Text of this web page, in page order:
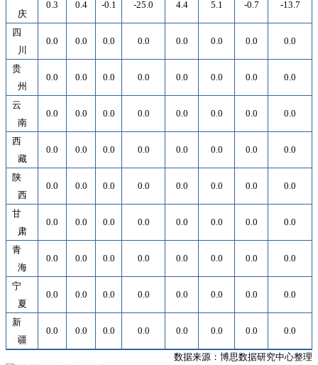
庆
0.3 0.4 -0.1 -25.0 4.4 5.1 -0.7 -13.7
四
川
0.0 0.0 0.0 0.0 0.0 0.0 0.0 0.0
贵
州
0.0 0.0 0.0 0.0 0.0 0.0 0.0 0.0
云
南
0.0 0.0 0.0 0.0 0.0 0.0 0.0 0.0
西
藏
0.0 0.0 0.0 0.0 0.0 0.0 0.0 0.0
陕
西
0.0 0.0 0.0 0.0 0.0 0.0 0.0 0.0
甘
肃
0.0 0.0 0.0 0.0 0.0 0.0 0.0 0.0
青
海
0.0 0.0 0.0 0.0 0.0 0.0 0.0 0.0
宁
夏
0.0 0.0 0.0 0.0 0.0 0.0 0.0 0.0
新
疆
0.0 0.0 0.0 0.0 0.0 0.0 0.0 0.0
数据来源：博思数据研究中心整理